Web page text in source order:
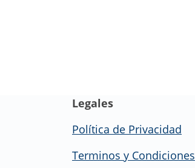
Legales
Política de Privacidad
Terminos y Condiciones